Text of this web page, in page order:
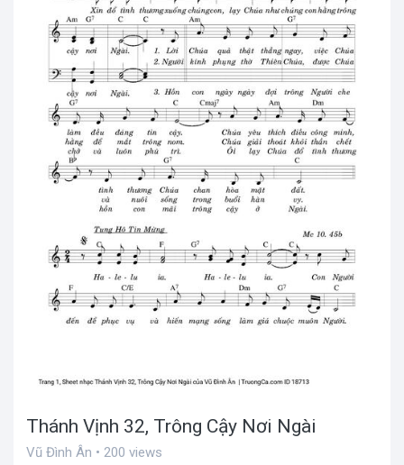
Thánh Vịnh 32, Trông Cậy Nơi Ngài
Vũ Đình Ân • 200 views